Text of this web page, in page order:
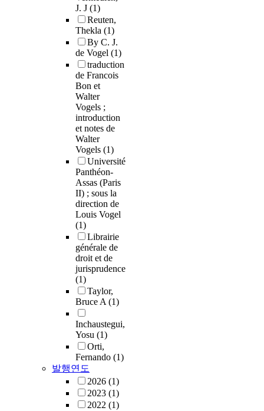
J. J (1)
Reuten,
Thekla (1)
By C. J.
de Vogel (1)
traduction
de Francois
Bon et
Walter
Vogels ;
introduction
et notes de
Walter
Vogels (1)
Université
Panthéon-
Assas (Paris
II) ; sous la
direction de
Louis Vogel
(1)
Librairie
générale de
droit et de
jurisprudence
(1)
Taylor,
Bruce A(1)
Inchaustegui,
Yosu (1)
Orti,
Fernando (1)
발행연도
2026 (1)
2023 (1)
2022 (1)